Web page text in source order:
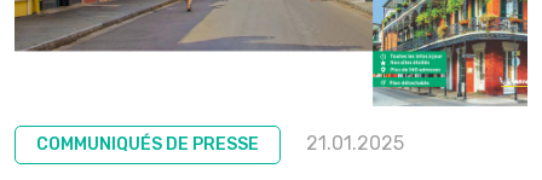
COMMUNIQUÉS DE PRESSE 21.01.2025